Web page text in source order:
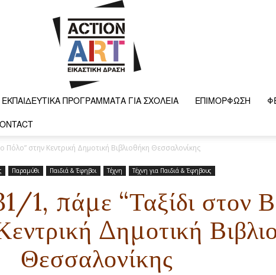
art
ΕΚΠΑΙΔΕΥΤΙΚΆ ΠΡΟΓΡΆΜΜΑΤΑ ΓΙΑ ΣΧΟΛΕΊΑ ΕΠΙΜΌΡΦΩΣΗ
στην Κεντρική Δημοτική Βιβλιοθήκη Θεσσαλονίκης
Παραμύθι Παιδιά & Έφηβοι Τέχνη Τέχνη για Παιδιά & Έφηβους
1, πάμε “Ταξίδι στον
Δημοτική
Θεσσαλονίκης